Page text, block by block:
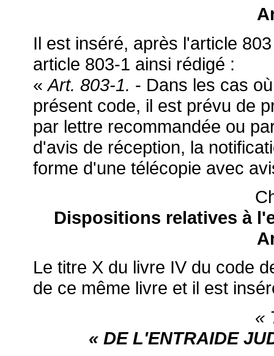
Il est inséré, après l'article
article 803-1 ainsi rédigé :
«Art. 803-1. - Dans les cas
présent code, il est prévu de
par lettre recommandée ou
d'avis de réception, la
forme d'une télécopie avec
Dispositions relatives à
Le titre X du livre IV du code
de ce même livre et il est
«
« DE L'ENTRAIDE